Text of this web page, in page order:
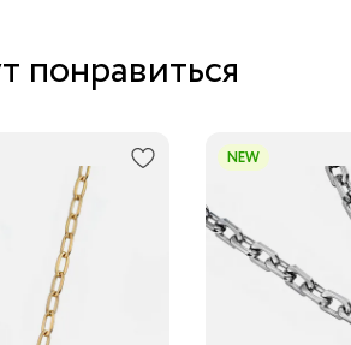
понравиться
NEW